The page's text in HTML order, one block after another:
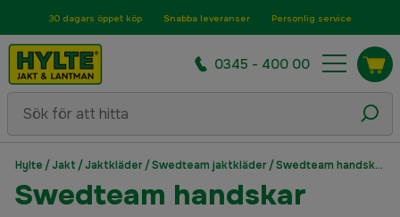
30 dagars öppet köp Snabba leveranser Personlig service
0345 - 400 00
Hylte /Jakt /Jaktkläder/Swedteam jaktkläder/ Swedteam handskar
Swedteam handskar